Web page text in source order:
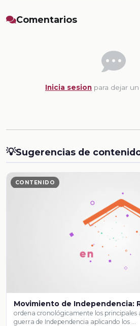
Comentarios
Inicia sesion para dejar
💡Sugerencias de
CONTENIDO
Movimiento de Independencia:
ordena cronológicamente los principales
guerra de Independencia aplicando los …